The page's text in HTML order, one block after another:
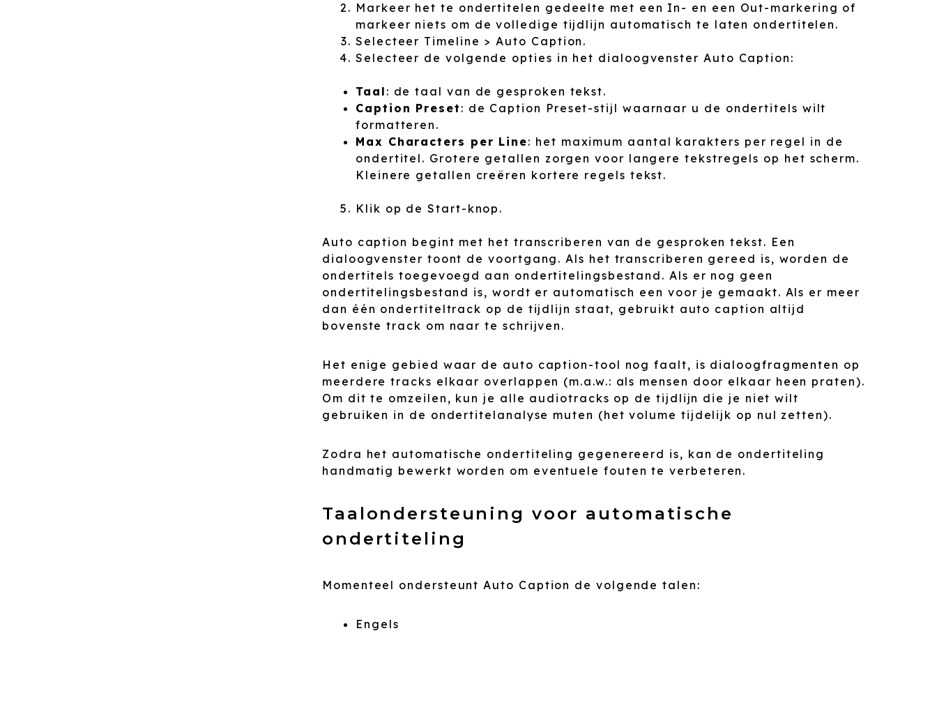
Markeer het te ondertitelen gedeelte met een In- en een Out-markering of
markeer niets om de volledige tijdlijn automatisch te laten ondertitelen.
Selecteer Timeline > Auto Caption.
Selecteer de volgende opties in het dialoogvenster Auto Caption:
Taal : de taal van de gesproken tekst.
Caption Preset : de Caption Preset-stijl waarnaar u de ondertitels wilt
formatteren.
Max Characters per Line: het maximum aantal karakters per regel in de
ondertitel. Grotere getallen zorgen voor langere tekstregels op het scherm.
Kleinere getallen creëren kortere regels tekst.
Klik op de Start-knop.
Auto caption begint met het transcriberen van de gesproken tekst. Een
dialoogvenster toont de voortgang. Als het transcriberen gereed is, worden de
ondertitels toegevoegd aan ondertitelingsbestand. Als er nog geen
ondertitelingsbestand is, wordt er automatisch een voor je gemaakt. Als er meer
dan één ondertiteltrack op de tijdlijn staat, gebruikt auto caption altijd
bovenste track om naar te schrijven.
Het enige gebied waar de auto caption-tool nog faalt, is dialoogfragmenten op
meerdere tracks elkaar overlappen (m.a.w.: als mensen door elkaar heen praten).
Om dit te omzeilen, kun je alle audiotracks op de tijdlijn die je niet wilt
gebruiken in de ondertitelanalyse muten (het volume tijdelijk op nul zetten).
Zodra het automatische ondertiteling gegenereerd is, kan de ondertiteling
handmatig bewerkt worden om eventuele fouten te verbeteren.
Taalondersteuning voor automatische
ondertiteling
Momenteel ondersteunt Auto Caption de volgende talen:
Engels